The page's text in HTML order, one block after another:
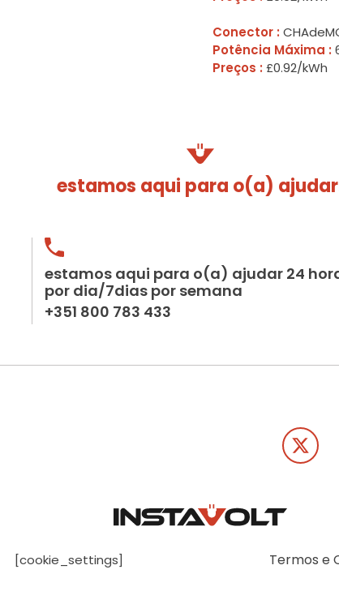
Conector :
Potência Máxima :
Preços : £0.92/kWh
estamos aqui para o(a)
estamos aqui para o(a) ajudar 24
por dia/7dias por semana
+351 800 783 433
[cookie_settings] Termos e